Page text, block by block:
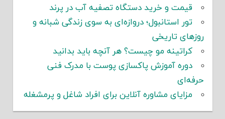
قیمت و خرید دستگاه تصفیه آب در پرند
تور استانبول؛ دروازه‌ای به سوی زندگی شبانه و
روزهای تاریخی
کراتینه مو چیست؟ هر آنچه باید بدانید
دوره آموزش پاکسازی پوست با مدرک فنی
حرفه‌ای
مزایای مشاوره آنلاین برای افراد شاغل و پرمشغله